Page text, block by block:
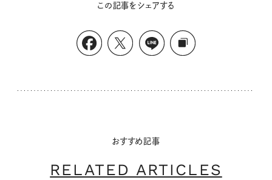
この記事をシェアする
おすすめ記事
RELATED ARTICLES